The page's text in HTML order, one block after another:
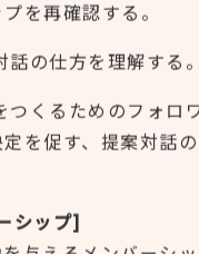
を再確認する。
話の仕方を理解する
つくるためのフォロ
を促す、提案対話の
シップ]